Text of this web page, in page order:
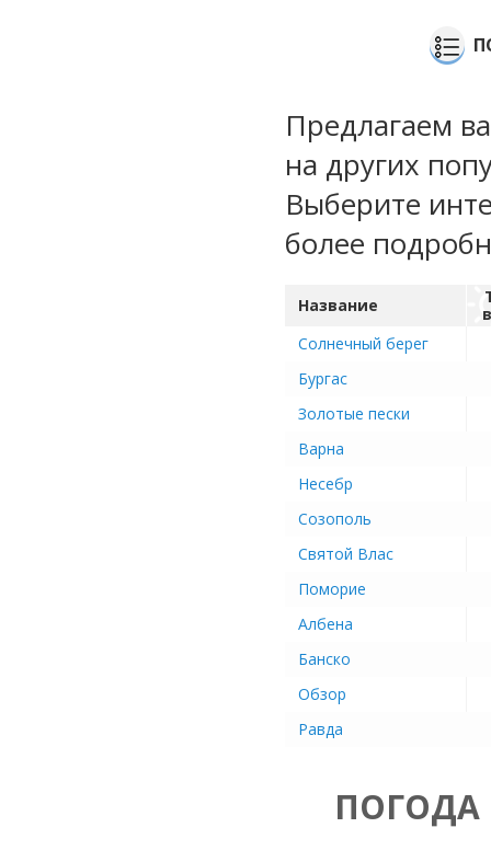
Предлагаем
на других
Выберите
более
Название
Солнечный берег
Бургас
Золотые пески
Варна
Несебр
Созополь
Святой Влас
Поморие
Албена
Банско
Обзор
Равда
ПОГОДА